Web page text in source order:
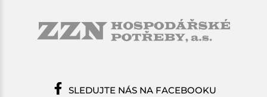
SLEDUJTE NÁS NA FACEBOOKU